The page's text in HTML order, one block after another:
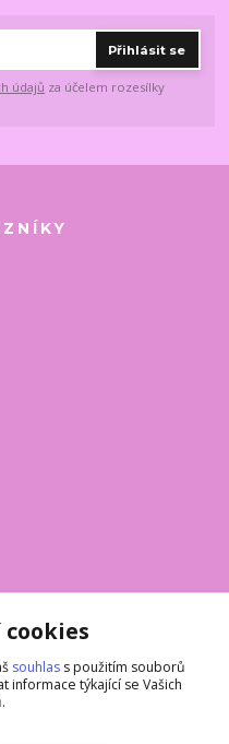
Přihlásit se
údajů za účelem rozesílky
souhlas s použitím souborů
informace týkající se Vašich